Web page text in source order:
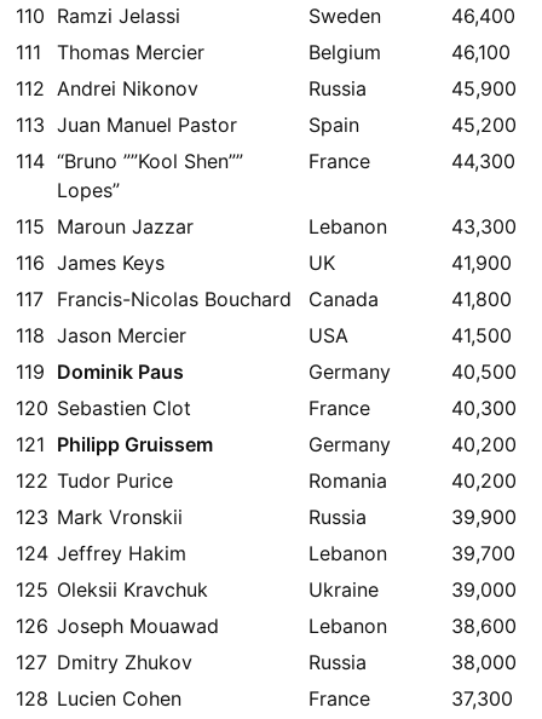
110 Ramzi Jelassi Sweden
46,400
111
Thomas Mercier Belgium
46,100
112 Andrei Nikonov Russia
45,900
113 Juan Manuel Pastor Spain
45,200
114 “Bruno ””Kool Shen””
Lopes”
France 44,300
115 Maroun Jazzar Lebanon
43,300
116 James Keys UK
41,900
117 Francis-Nicolas Bouchard Canada
41,800
118 Jason Mercier USA
41,500
119 Dominik Paus Germany
40,500
120 Sebastien Clot France
40,300
121 Philipp Gruissem Germany
40,200
122 Tudor Purice Romania
40,200
123 Mark Vronskii Russia
39,900
124 Jeffrey Hakim Lebanon
39,700
125 Oleksii Kravchuk Ukraine
39,000
126 Joseph Mouawad Lebanon
38,600
127 Dmitry Zhukov Russia
38,000
128 Lucien Cohen France
37,300